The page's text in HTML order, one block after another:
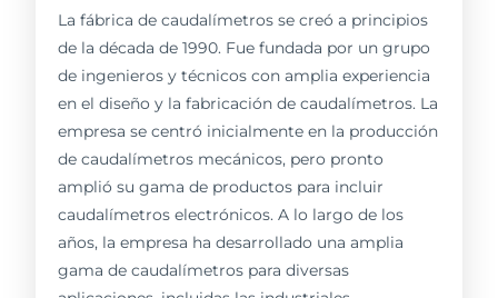
La fábrica de caudalímetros se creó a principios
de la década de 1990. Fue fundada por un grupo
de ingenieros y técnicos con amplia experiencia
en el diseño y la fabricación de caudalímetros. La
empresa se centró inicialmente en la producción
de caudalímetros mecánicos, pero pronto
amplió su gama de productos para incluir
caudalímetros electrónicos. A lo largo de los
años, la empresa ha desarrollado una amplia
gama de caudalímetros para diversas